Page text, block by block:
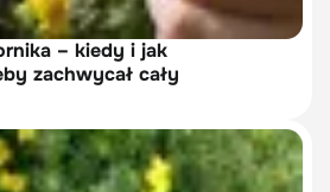
– kiedy i jak
zachwycał cały